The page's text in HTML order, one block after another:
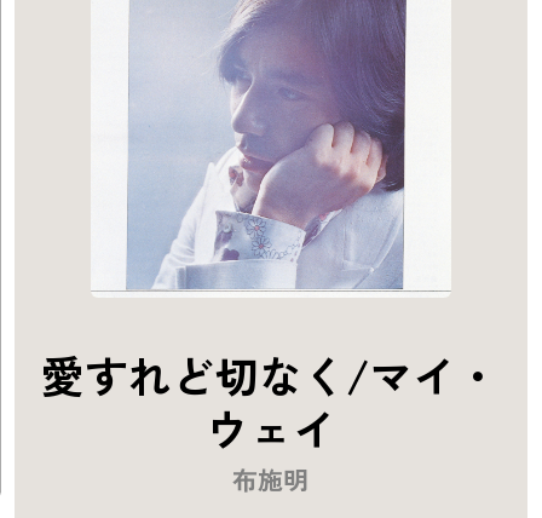
愛すれど切なく/マイ・
ウェイ
布施明